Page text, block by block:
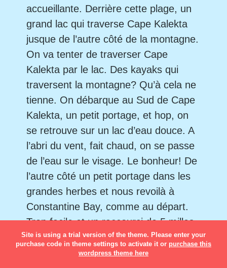
accueillante. Derrière cette plage, un
grand lac qui traverse Cape Kalekta
jusque de l’autre côté de la montagne.
On va tenter de traverser Cape
Kalekta par le lac. Des kayaks qui
traversent la montagne? Qu’à cela ne
tienne. On débarque au Sud de Cape
Kalekta, un petit portage, et hop, on
se retrouve sur un lac d’eau douce. A
l’abri du vent, fait chaud, on se passe
de l’eau sur le visage. Le bonheur! De
l’autre côté un petit portage dans les
grandes herbes et nous revoilà à
Constantine Bay, comme au départ.
Trop facile et un raccourci de 5 milles
en fin de journée, c’est pas mal!
e lendemain, bivouac à
Site is using a trial version of the theme. Please enter your
purchase code in theme settings to activate it or purchase this
wordpress theme here